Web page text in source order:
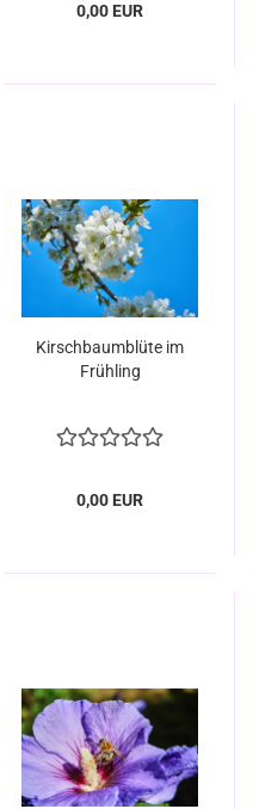
0,00 EUR
Kirschbaumblüte im
Frühling
0,00 EUR